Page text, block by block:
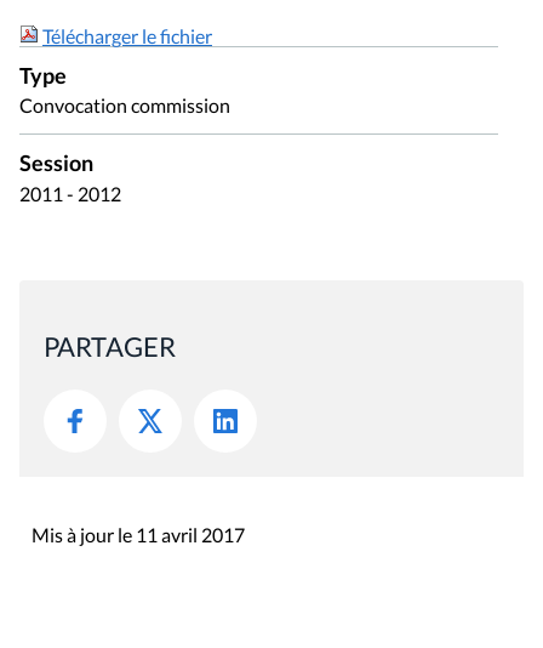
Télécharger le fichier
Type
Convocation commission
Session
2011 - 2012
PARTAGER
Mis à jour le 11 avril 2017